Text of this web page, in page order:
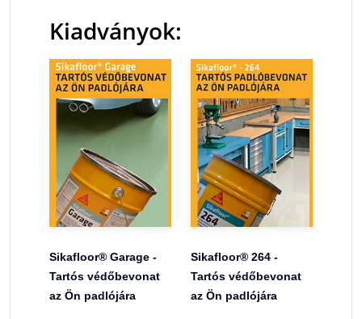
Kiadványok:
Sikafloor® Garage -
Tartós védőbevonat
az Ön padlójára
Sikafloor® 264 -
Tartós védőbevonat
az Ön padlójára